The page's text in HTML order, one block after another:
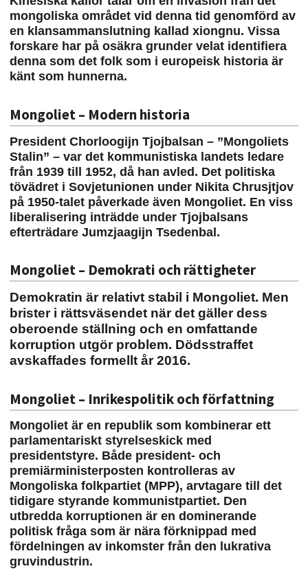
mongoliska området vid denna tid genomförd av
en klansammanslutning kallad xiongnu. Vissa
forskare har på osäkra grunder velat identifiera
denna som det folk som i europeisk historia är
känt som hunnerna.
Mongoliet – Modern historia
President Chorloogijn Tjojbalsan – ”Mongoliets
Stalin” – var det kommunistiska landets ledare
från 1939 till 1952, då han avled. Det politiska
tövädret i Sovjetunionen under Nikita Chrusjtjov
på 1950-talet påverkade även Mongoliet. En viss
liberalisering inträdde under Tjojbalsans
efterträdare Jumzjaagijn Tsedenbal.
Mongoliet – Demokrati och rättigheter
Demokratin är relativt stabil i Mongoliet. Men
brister i rättsväsendet när det gäller dess
oberoende ställning och en omfattande
korruption utgör problem. Dödsstraffet
avskaffades formellt år 2016.
Mongoliet – Inrikespolitik och författning
Mongoliet är en republik som kombinerar ett
parlamentariskt styrelseskick med
presidentstyre. Både president- och
premiärministerposten kontrolleras av
Mongoliska folkpartiet (MPP), arvtagare till det
tidigare styrande kommunistpartiet. Den
utbredda korruptionen är en dominerande
politisk fråga som är nära förknippad med
fördelningen av inkomster från den lukrativa
gruvindustrin.